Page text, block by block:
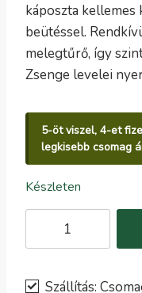
káposzta kellemes
beütéssel.
melegtűrő, így
Zsenge levelei
5-öt viszel, 4-et
legkisebb csomag
Készleten
Komatsuna
–
Szállítás: